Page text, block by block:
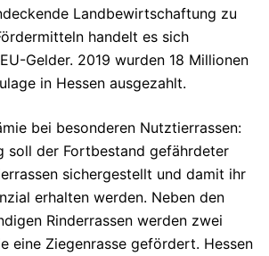
Landbewirtschaftung zu
handelt es sich
Gelder. 2019 wurden 18 Millionen
in Hessen ausgezahlt.
bei besonderen Nutztierrassen:
soll der Fortbestand gefährdeter
sichergestellt und damit ihr
erhalten werden. Neben den
Rinderrassen werden zwei
eine Ziegenrasse gefördert. Hessen